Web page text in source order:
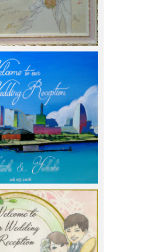
2016年8月6日
2016年5月31日